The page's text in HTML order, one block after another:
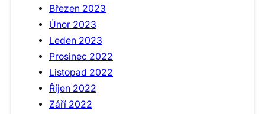
Březen 2023
Únor 2023
Leden 2023
Prosinec 2022
Listopad 2022
Říjen 2022
Září 2022